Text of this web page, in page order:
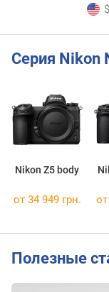
Серия Nikon
Nikon Z5 body
от 34 949 грн.
Полезные